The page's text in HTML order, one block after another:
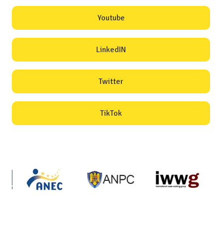
Youtube
LinkedIN
Twitter
TikTok